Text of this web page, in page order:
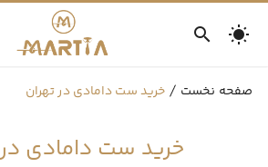
صفحه نخست خرید ست دامادی در تهران
خرید ست دامادی در